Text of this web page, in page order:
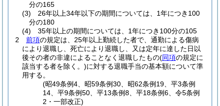
分の165
(3)
26年以上34年以下の期間については、1年につき100
分の180
(4)
35年以上の期間については、1年につき100分の105
2
前項の規定は、25年以上勤続した者で、通勤による傷病
により退職し、死亡により退職し、又は定年に達した日以
後その者の非違によることなく退職したもの(同項の規定に
該当する者を除く。)に対する退職手当の基本額について準
用する。
(昭49条例4、昭59条例30、昭62条例19、平3条例
14、平9条例50、平13条例8、平18条例6、令5条例
2・一部改正)